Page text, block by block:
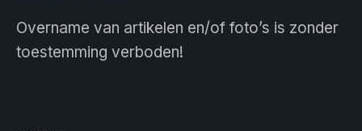
Overname van artikelen en/of foto’s is zonder
toestemming verboden!